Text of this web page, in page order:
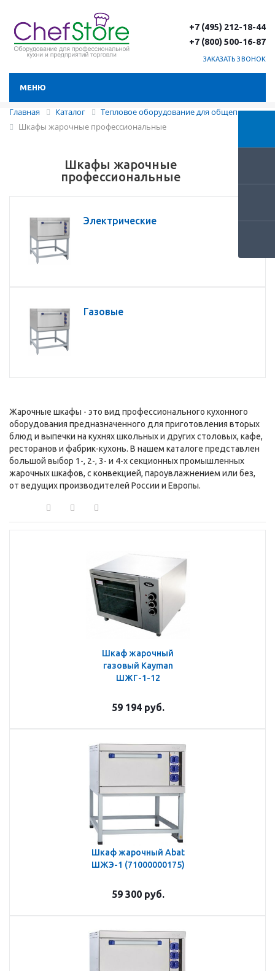
+7 (495) 212-18-44
+7 (800) 500-16-87
ЗАКАЗАТЬ ЗВОНОК
МЕНЮ
Главная Каталог
Тепловое оборудование для общепита
Шкафы жарочные профессиональные
Шкафы жарочные
профессиональные
Электрические
Газовые
Жарочные шкафы - это вид профессионального кухонного
оборудования предназначенного для приготовления вторых
блюд и выпечки на кухнях школьных и других столовых, кафе,
ресторанов и фабрик-кухонь. В нашем каталоге представлен
большой выбор 1-, 2-, 3- и 4-х секционных промышленных
жарочных шкафов, с конвекцией, пароувлажнением или без,
от ведущих производителей России и Европы.
Шкаф жарочный
газовый Kayman
ШЖГ-1-12
59 194руб.
Шкаф жарочный Abat
ШЖЭ-1 (71000000175)
59 300руб.